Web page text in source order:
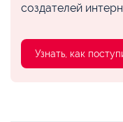
создателей
Узнать, как